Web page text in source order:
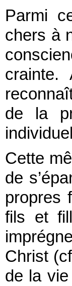
Parmi
chers à
crainte.
de la
Cette
de
propres
fils et
Christ
de la